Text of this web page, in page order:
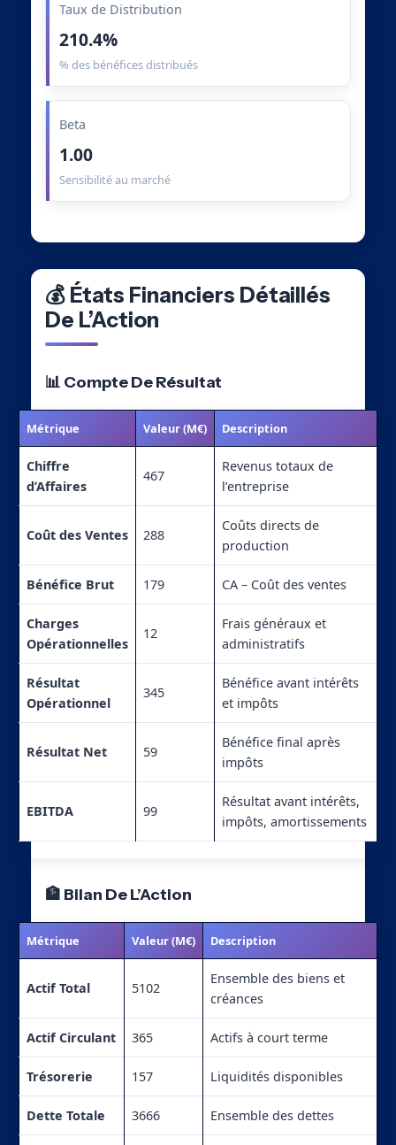
Taux de Distribution
210.4%
% des bénéfices distribués
Beta
1.00
Sensibilité au marché
💰 États Financiers Détaillés
De L’Action
📊 Compte De Résultat
Métrique Valeur (M€) Description
Chiffre
d’Affaires
467
Revenus totaux de
l’entreprise
Coût des Ventes 288
Coûts directs de
production
Bénéfice Brut 179 CA – Coût des ventes
Charges
Opérationnelles
12
Frais généraux et
administratifs
Résultat
Opérationnel
345
Bénéfice avant intérêts
et impôts
Résultat Net 59
Bénéfice final après
impôts
EBITDA 99
Résultat avant intérêts,
impôts, amortissements
🏦 Bilan De L’Action
Métrique Valeur (M€) Description
Actif Total 5102
Ensemble des biens et
créances
Actif Circulant 365 Actifs à court terme
Trésorerie 157 Liquidités disponibles
Dette Totale 3666 Ensemble des dettes